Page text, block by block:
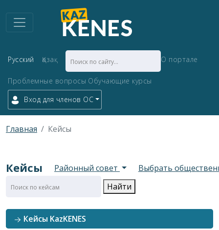
Русский Қазақ О портале
Проблемные вопросы Обучающие курсы
Вход для членов ОС
Главная Кейсы
Кейсы Районный совет
Выбрать
Найти
Кейсы KazKENES